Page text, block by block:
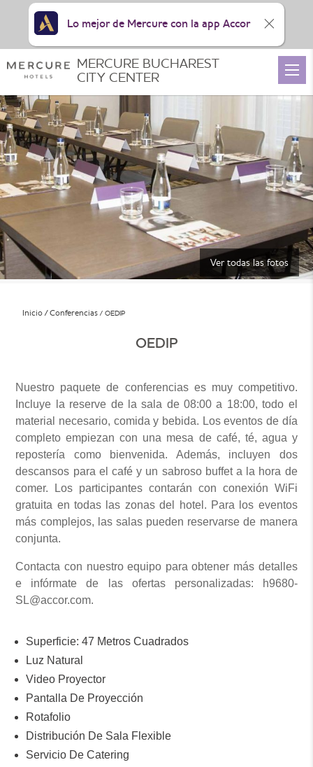
Ver todas las fotos
Inicio Conferencias OEDIP
OEDIP
Nuestro paquete de conferencias es muy competitivo.
Incluye la reserve de la sala de 08:00 a 18:00, todo el
material necesario, comida y bebida. Los eventos de día
completo empiezan con una mesa de café, té, agua y
repostería como bienvenida. Además, incluyen dos
descansos para el café y un sabroso buffet a la hora de
comer. Los participantes contarán con conexión WiFi
gratuita en todas las zonas del hotel. Para los eventos
más complejos, las salas pueden reservarse de manera
conjunta.
Contacta con nuestro equipo para obtener más detalles
e infórmate de las ofertas personalizadas: h9680-
SL@accor.com.
Superficie: 47 Metros Cuadrados
Luz Natural
Video Proyector
Pantalla De Proyección
Rotafolio
Distribución De Sala Flexible
Servicio De Catering
MERCURE BUCHAREST
CITY CENTER
Lo mejor de Mercure con la app Accor